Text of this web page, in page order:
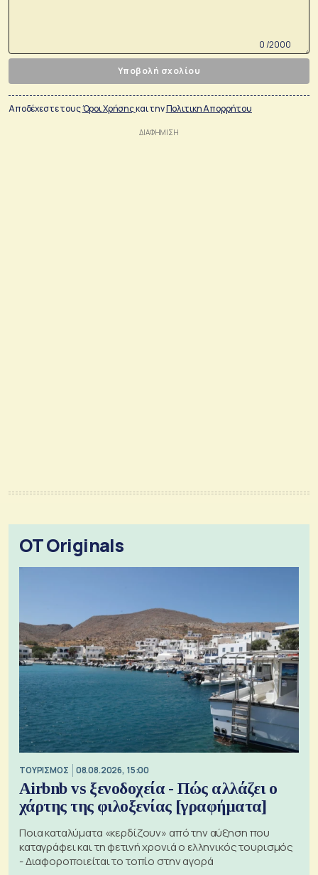
0 /2000
Υποβολή σχολίου
Αποδέχεστε τουςΌροι Χρήσηςκαι τηνΠολιτικη Απορρήτου
OT Originals
ΤΟΥΡΙΣΜΟΣ 08.08.2026, 15:00
Airbnb vs ξενοδοχεία - Πώς αλλάζει ο
χάρτης της φιλοξενίας [γραφήματα]
Ποια καταλύματα «κερδίζουν» από την αύξηση που
καταγράφει και τη φετινή χρονιά ο ελληνικός τουρισμός
- Διαφοροποιείται το τοπίο στην αγορά